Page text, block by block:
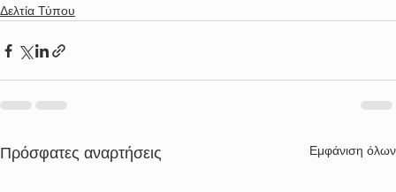
Δελτία Τύπου
Πρόσφατες αναρτήσεις Εμφάνιση όλων